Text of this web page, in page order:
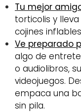
Tu mejor
torticolis y
cojines
Ve preparado
algo de
o audiolibros,
videojuegos.
empaca una
sin pila.